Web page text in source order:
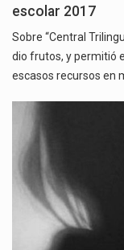
escolar 2017
Sobre “Central
dio frutos, y permitió
escasos recursos en